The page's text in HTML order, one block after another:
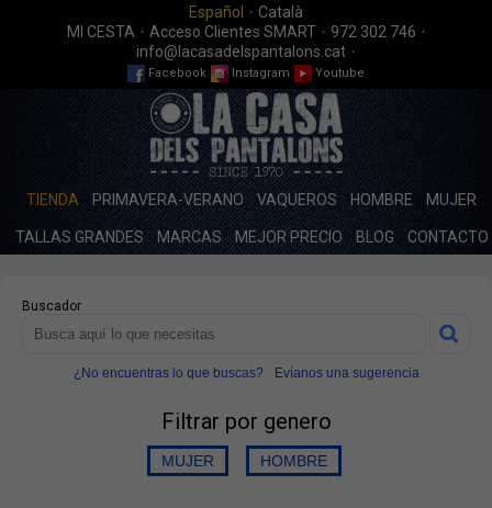
Español · Català
MI CESTA · Acceso Clientes SMART· 972 302 746 ·
info@lacasadelspantalons.cat ·
Facebook Instagram Youtube
TIENDA PRIMAVERA-VERANO VAQUEROS HOMBRE MUJER
TALLAS GRANDES MARCAS MEJOR PRECIO BLOG CONTACTO
Buscador
¿No encuentras lo que buscas? Evíanos una sugerencia
Filtrar por genero